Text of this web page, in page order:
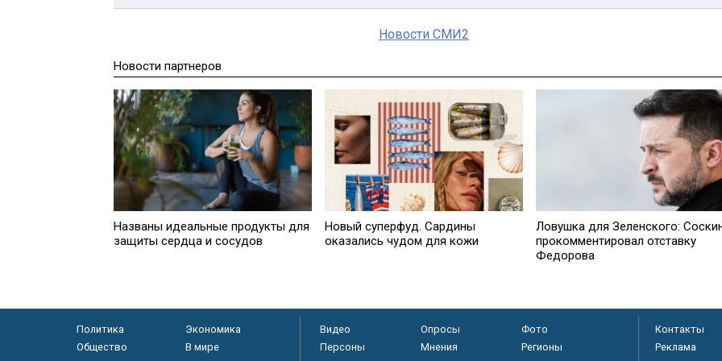
Новости СМИ2
Новости партнеров
Названы идеальные продукты для
защиты сердца и сосудов
Новый суперфуд. Сардины
оказались чудом для кожи
Ловушка для Зеленского:
прокомментировал отставку
Федорова
Политика
Экономика
Общество
В мире
Видео Опросы
Фото
Персоны
Мнения
Регионы
Контакты
Реклама